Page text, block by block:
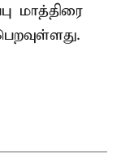
மாத்திரை